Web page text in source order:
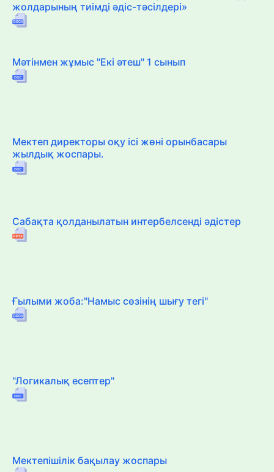
жолдарының тиімді әдіс-тәсілдері»
Мәтінмен жұмыс "Екі әтеш" 1 сынып
Мектеп директоры оқу ісі жөні орынбасары
жылдық жоспары.
Сабақта қолданылатын интербелсенді әдістер
Ғылыми жоба:"Намыс сөзінің шығу тегі"
"Логикалық есептер"
Мектепішілік бақылау жоспары